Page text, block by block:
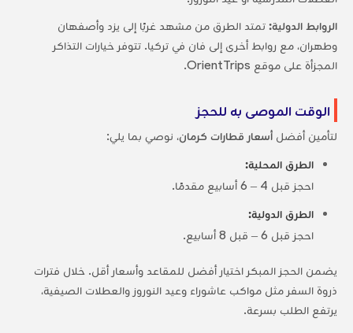
الروابط الدولية:تمتد الطرق من مشهد غربًا إلى يزد وأصفهان
وطهران، مع روابط أخرى إلى فان في تركيا. تتوفر خيارات التذاكر
المجزأة على موقع OrientTrips.
الوقت الموصى به للحجز
لتأمين أفضل أسعار قطارات كرمان، نوصي بما يلي:
الطرق المحلية:
احجز قبل 4 – 6 أسابيع مقدمًا.
الطرق الدولية:
احجز قبل 6 – قبل 8 أسابيع.
يضمن الحجز المبكر اختيار أفضل للمقاعد وأسعار أقل. خلال فترات
ذروة السفر مثل مواكب عاشوراء وعيد النوروز والعطلات الصيفية،
يرتفع الطلب بسرعة.